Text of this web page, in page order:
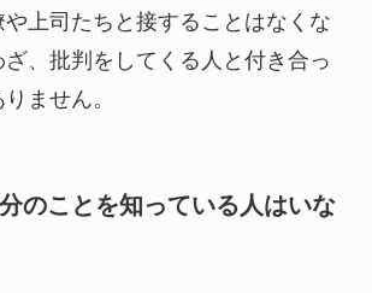
上司たちと接することはなくな
ざ、批判をしてくる人と付き合っ
ません。
のことを知っている人はいな